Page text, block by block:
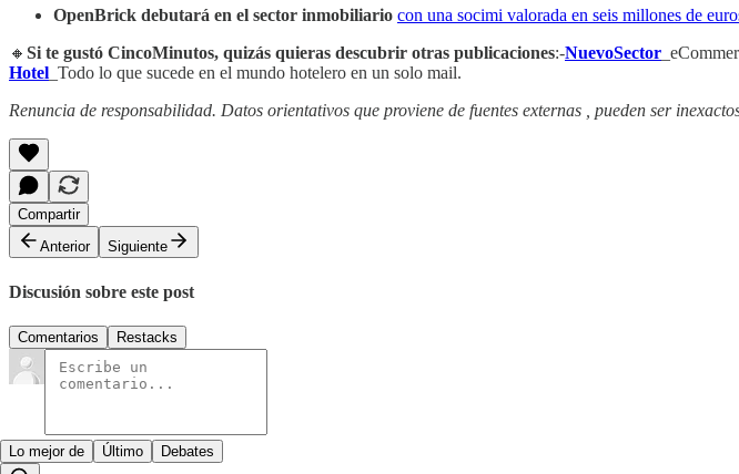
OpenBrick debutará en el sector inmobiliario con una socimi valorada en seis millones de
🔸 Si te gustó CincoMinutos, quizás quieras descubrir otras publicaciones:-NuevoSector
Hotel _Todo lo que sucede en el mundo hotelero en un solo mail.
Renuncia de responsabilidad. Datos orientativos que proviene de fuentes externas , pueden ser
Compartir
Anterior
Siguiente
Discusión sobre este post
Comentarios Restacks
Lo mejor de Último Debates